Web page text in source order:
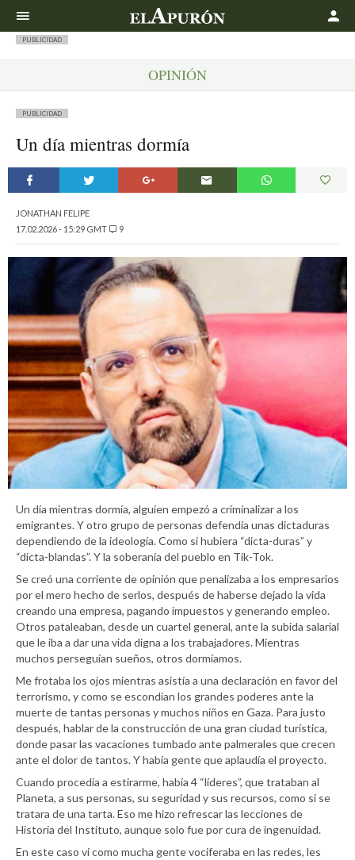
PUBLICIDAD
OPINIÓN
PUBLICIDAD
Un día mientras dormía
JONATHAN FELIPE
17.02.2026 - 15:29 GMT
9
Un día mientras dormía, alguien empezó a criminalizar a los
emigrantes. Y otro grupo de personas defendía unas dictaduras
dependiendo de la ideología. Como si hubiera “dicta-duras” y
“dicta-blandas”. Y la soberanía del pueblo en Tik-Tok.
Se creó una corriente de opinión que penalizaba a los empresarios
por el mero hecho de serlos, después de haberse dejado la vida
creando una empresa, pagando impuestos y generando empleo.
Otros pataleaban, desde un cuartel general, ante la subida salarial
que le iba a dar una vida digna a los trabajadores. Mientras
muchos perseguían sueños, otros dormíamos.
Me frotaba los ojos mientras asistía a una declaración en favor del
terrorismo, y como se escondían los grandes poderes ante la
muerte de tantas personas y muchos niños en Gaza. Para justo
después, hablar de la construcción de una gran ciudad turística,
donde pasar las vacaciones tumbado ante palmerales que crecen
ante el dolor de tantos. Y había gente que aplaudía el proyecto.
Cuando procedía a estirarme, había 4 “líderes”, que trataban al
Planeta, a sus personas, su seguridad y sus recursos, como si se
tratara de una tarta. Eso me hizo refrescar las lecciones de
Historia del Instituto, aunque solo fue por cura de ingenuidad.
En este caso vi como mucha gente vociferaba en las redes, les